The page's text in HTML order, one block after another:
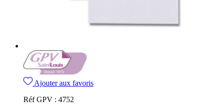
Ajouter aux favoris
Réf GPV : 4752